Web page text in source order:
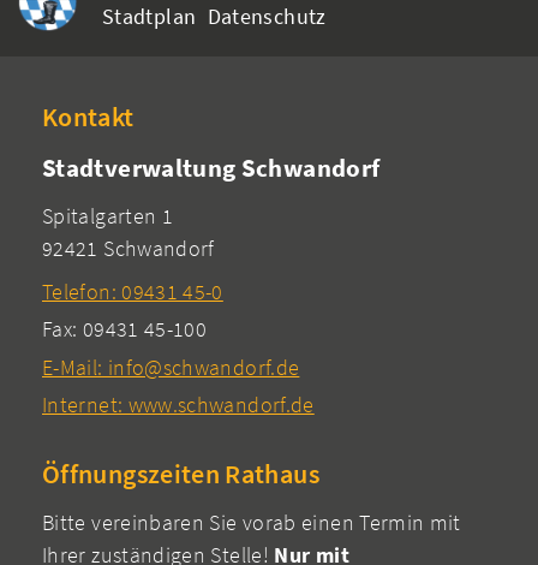
Stadtplan Datenschutz
Kontakt
Stadtverwaltung Schwandorf
Spitalgarten 1
92421 Schwandorf
Telefon: 09431 45-0
Fax: 09431 45-100
E-Mail: info@schwandorf.de
Internet: www.schwandorf.de
Öffnungszeiten Rathaus
Bitte vereinbaren Sie vorab einen Termin mit
Ihrer zuständigen Stelle! Nur mit